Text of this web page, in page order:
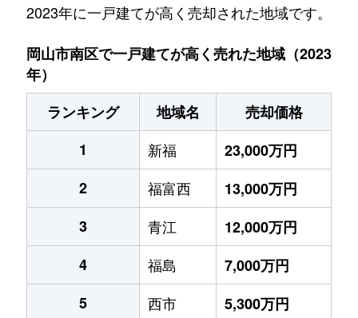
2023年に一戸建てが高く売却された地域です。
岡山市南区で一戸建てが高く売れた地域（2023
年）
ランキング
地域名
売却価格
1
新福
23,000万円
2
福富西
13,000万円
3
青江
12,000万円
4
福島
7,000万円
5
西市
5,300万円